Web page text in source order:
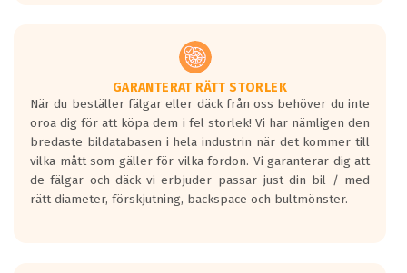
Vid körning i över 50km/h brukar
rullmotståndets ljud överträffa
motorljudet.
På däckmärkningen kommer det finnas
en symbol av ett däck med vågar. Hög
bullernivå markeras med svarta vågor
medans de vita vågorna påvisar om det är
ett tyst däck.
GARANTERAT RÄTT STORLEK
När du beställer fälgar eller däck från oss behöver du inte
oroa dig för att köpa dem i fel storlek! Vi har nämligen den
bredaste bildatabasen i hela industrin när det kommer till
vilka mått som gäller för vilka fordon. Vi garanterar dig att
de fälgar och däck vi erbjuder passar just din bil / med
rätt diameter, förskjutning, backspace och bultmönster.